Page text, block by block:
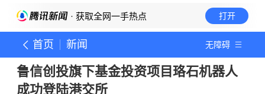
· 获取全网一手热点 打开
首页 新闻 无障碍
鲁信创投旗下基金投资项目珞石机器人
成功登陆港交所